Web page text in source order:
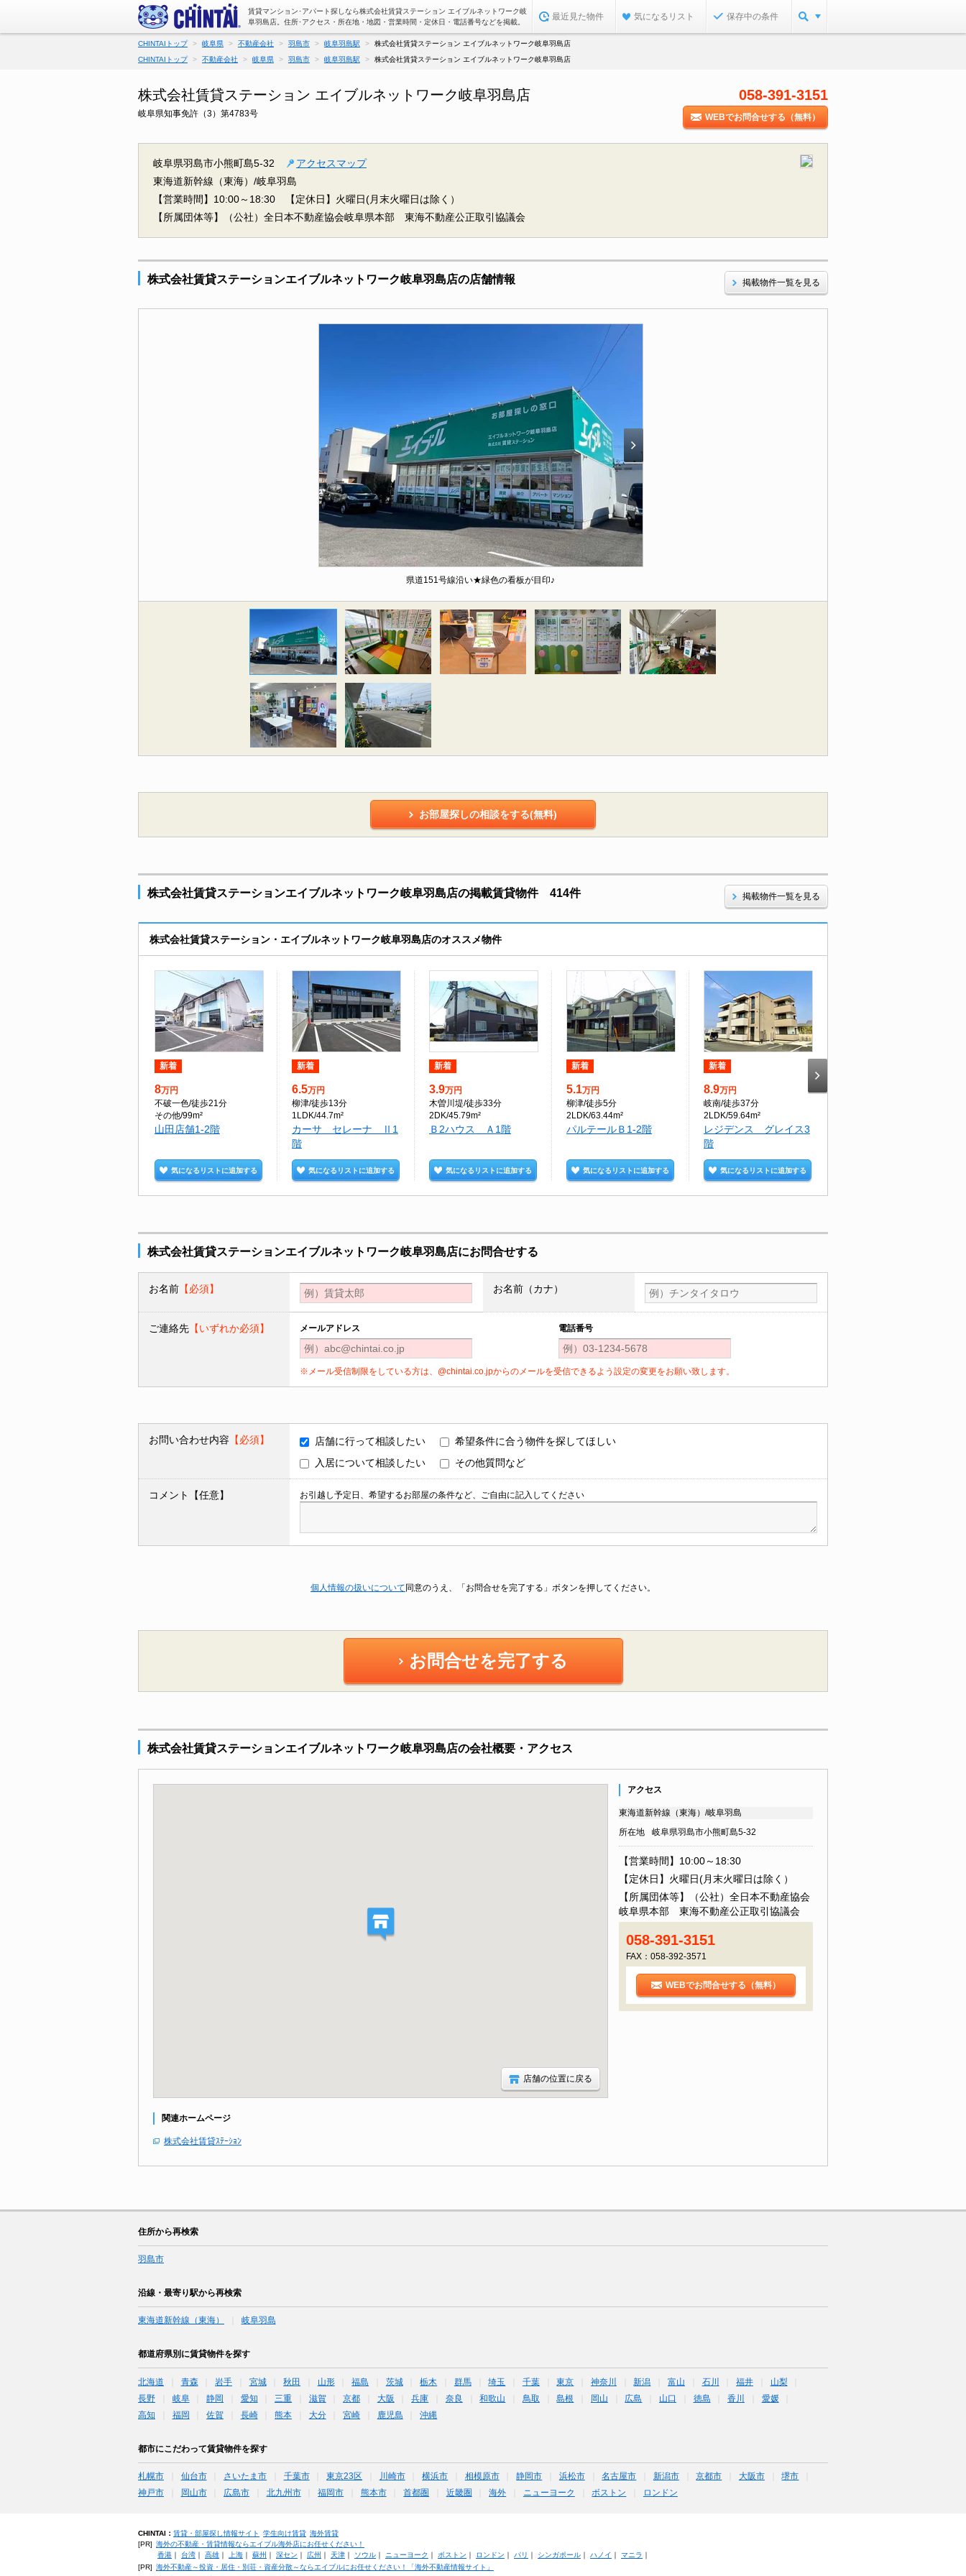
賃貸マンション･アパート探しなら株式会社賃貸ステーション エイブルネットワーク岐
阜羽島店。住所･アクセス・所在地・地図・営業時間・定休日・電話番号などを掲載。
最近見た物件 気になるリスト 保存中の条件
CHINTAIトップ 岐阜県 不動産会社 羽島市 岐阜羽島駅
株式会社賃貸ステーション エイブルネットワーク岐阜羽島店
CHINTAIトップ
不動産会社 岐阜県 羽島市 岐阜羽島駅 株式会社賃貸ステーション エイブルネットワーク岐阜羽島店
株式会社賃貸ステーション エイブルネットワーク岐阜羽島店
岐阜県知事免許（3）第4783号
058-391-3151
WEBでお問合せする（無料）
岐阜県羽島市小熊町島5-32
アクセスマップ
東海道新幹線（東海）/岐阜羽島
【営業時間】10:00～18:30
【定休日】火曜日(月末火曜日は除く）
【所属団体等】（公社）全日本不動産協会岐阜県本部 東海不動産公正取引協議会
株式会社賃貸ステーションエイブルネットワーク岐阜羽島店の店舗情報 掲載物件一覧を見る
県道151号線沿い★緑色の看板が目印♪
お部屋探しの相談をする(無料)
株式会社賃貸ステーションエイブルネットワーク岐阜羽島店の掲載賃貸物件 414件 掲載物件一覧を見る
株式会社賃貸ステーション・エイブルネットワーク岐阜羽島店のオススメ物件
新着
8万円
不破一色/徒歩21分
その他/99m²
山田店舗1-2階
気になるリストに追加する
新着
6.5万円
柳津/徒歩13分
1LDK/44.7m²
カーサ セレーナ Ⅱ1
階
気になるリストに追加する
新着
3.9万円
木曽川堤/徒歩33分
2DK/45.79m²
Ｂ2ハウス Ａ1階
気になるリストに追加する
新着
5.1万円
柳津/徒歩5分
2LDK/63.44m²
パルテールＢ1-2階
気になるリストに追加する
新着
8.9万円
岐南/徒歩37分
2LDK/59.64m²
レジデンス グレイス3
階
気になるリストに追加する
株式会社賃貸ステーションエイブルネットワーク岐阜羽島店にお問合せする
お名前 【必須】 お名前（カナ）
ご連絡先 【いずれか必須】 メールアドレス 電話番号
※メール受信制限をしている方は、@chintai.co.jpからのメールを受信できるよう設定の変更をお願い致します。
お問い合わせ内容 【必須】 店舗に行って相談したい
希望条件に合う物件を探してほしい
入居について相談したい
その他質問など
コメント【任意】 お引越し予定日、希望するお部屋の条件など、ご自由に記入してください
個人情報の扱いについて 同意のうえ、「お問合せを完了する」ボタンを押してください。
お問合せを完了する
株式会社賃貸ステーションエイブルネットワーク岐阜羽島店の会社概要・アクセス
アクセス
東海道新幹線（東海）/岐阜羽島
所在地 岐阜県羽島市小熊町島5-32
【営業時間】10:00～18:30
【定休日】火曜日(月末火曜日は除く）
【所属団体等】（公社）全日本不動産協会
岐阜県本部 東海不動産公正取引協議会
058-391-3151
FAX：058-392-3571
WEBでお問合せする（無料）
店舗の位置に戻る
関連ホームページ
株式会社賃貸ｽﾃｰｼｮﾝ
住所から再検索
羽島市
沿線・最寄り駅から再検索
東海道新幹線（東海） 岐阜羽島
都道府県別に賃貸物件を探す
北海道 青森 岩手 宮城 秋田 山形 福島 茨城 栃木 群馬 埼玉 千葉 東京 神奈川 新潟 富山 石川 福井
山梨
長野
岐阜 静岡 愛知 三重 滋賀 京都 大阪 兵庫 奈良 和歌山 鳥取 島根 岡山 広島 山口 徳島 香川
愛媛
高知
福岡 佐賀 長崎 熊本 大分 宮崎 鹿児島 沖縄
都市にこだわって賃貸物件を探す
札幌市 仙台市 さいたま市 千葉市 東京23区 川崎市 横浜市 相模原市 静岡市 浜松市 名古屋市 新潟市 京都市 大阪市
堺市
神戸市
岡山市 広島市 北九州市 福岡市 熊本市 首都圏 近畿圏 海外 ニューヨーク ボストン ロンドン
CHINTAI： 賃貸・部屋探し情報サイト 学生向け賃貸 海外賃貸
[PR] 海外の不動産・賃貸情報ならエイブル海外店にお任せください！
香港｜ 台湾｜ 高雄｜ 上海｜ 蘇州 ｜ 深セン ｜ 広州 ｜ 天津｜ ソウル｜ ニューヨーク ｜ ボストン ｜ ロンドン ｜ パリ ｜ シンガポール｜ ハノイ ｜ マニラ ｜
[PR] 海外不動産～投資・居住・別荘・資産分散～ならエイブルにお任せください！「海外不動産情報サイト」